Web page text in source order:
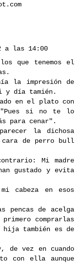
a las 14:00
los que tenemos el
la impresión de
y día tamién.
en el plato con
si no te lo
para cenar".
la dichosa
de perro bull
Mi madre
gustado y evita
cabeza en esos
pencas de acelga
comprarlas
hija también es de
de vez en cuando
con ella aunque